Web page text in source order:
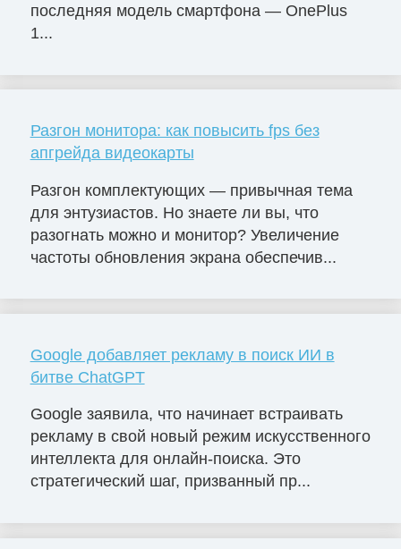
последняя модель смартфона — OnePlus
1...
Разгон монитора: как повысить fps без
апгрейда видеокарты
Разгон комплектующих — привычная тема
для энтузиастов. Но знаете ли вы, что
разогнать можно и монитор? Увеличение
частоты обновления экрана обеспечив...
Google добавляет рекламу в поиск ИИ в
битве ChatGPT
Google заявила, что начинает встраивать
рекламу в свой новый режим искусственного
интеллекта для онлайн-поиска. Это
стратегический шаг, призванный пр...